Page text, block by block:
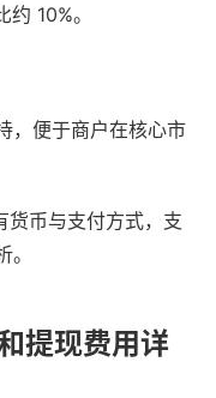
10%。
，便于商户在核心市
币与支付方式，支
提现费用详